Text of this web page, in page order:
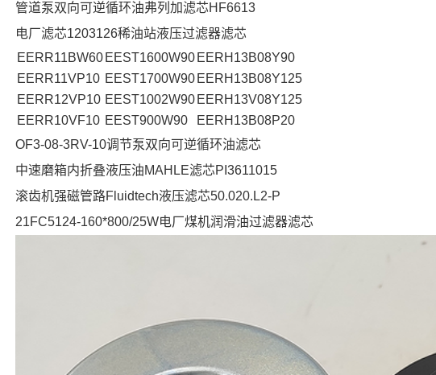
管道泵双向可逆循环油弗列加滤芯HF6613
电厂滤芯1203126稀油站液压过滤器滤芯
EERR11BW60 EEST1600W90 EERH13B08Y90
EERR11VP10 EEST1700W90 EERH13B08Y125
EERR12VP10 EEST1002W90 EERH13V08Y125
EERR10VF10 EEST900W90
EERH13B08P20
OF3-08-3RV-10调节泵双向可逆循环油滤芯
中速磨箱内折叠液压油MAHLE滤芯PI3611015
滚齿机强磁管路Fluidtech液压滤芯50.020.L2-P
21FC5124-160*800/25W电厂煤机润滑油过滤器滤芯